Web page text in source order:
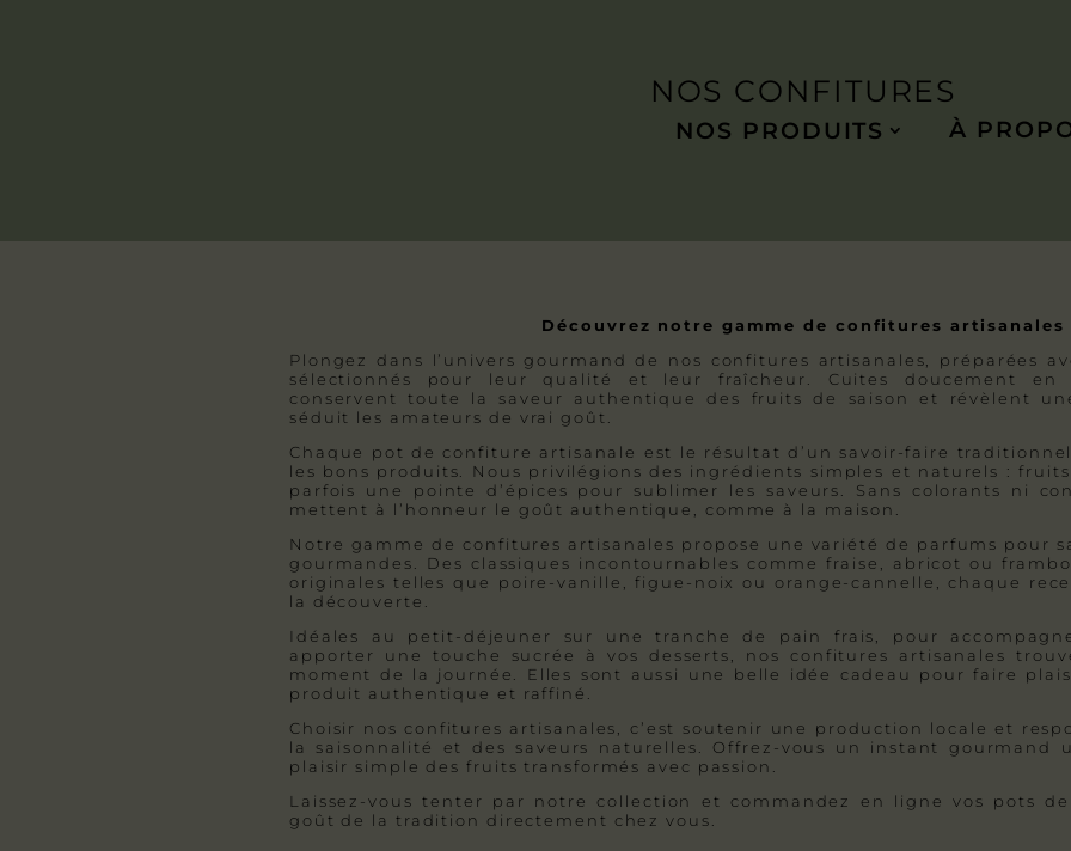
NOS PRODUITS À
NOS CONFITURES
Découvrez notre gamme de confitures artisanales
Plongez dans l’univers gourmand de nos confitures artisanales, préparées
sélectionnés pour leur qualité et leur fraîcheur. Cuites doucement en
conservent toute la saveur authentique des fruits de saison et révèlent
séduit les amateurs de vrai goût.
Chaque pot de confiture artisanale est le résultat d’un savoir-faire
les bons produits. Nous privilégions des ingrédients simples et naturels :
parfois une pointe d’épices pour sublimer les saveurs. Sans colorants ni
mettent à l’honneur le goût authentique, comme à la maison.
Notre gamme de confitures artisanales propose une variété de parfums pour
gourmandes. Des classiques incontournables comme fraise, abricot ou
originales telles que poire-vanille, figue-noix ou orange-cannelle, chaque
la découverte.
Idéales au petit-déjeuner sur une tranche de pain frais, pour
apporter une touche sucrée à vos desserts, nos confitures artisanales
moment de la journée. Elles sont aussi une belle idée cadeau pour faire
produit authentique et raffiné.
Choisir nos confitures artisanales, c’est soutenir une production locale et
la saisonnalité et des saveurs naturelles. Offrez-vous un instant gourmand
plaisir simple des fruits transformés avec passion.
Laissez-vous tenter par notre collection et commandez en ligne vos pots
goût de la tradition directement chez vous.